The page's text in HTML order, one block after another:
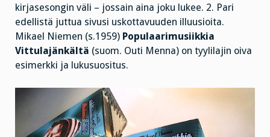
kirjasesongin väli – jossain aina joku lukee. 2. Pari
edellistä juttua sivusi uskottavuuden illuusioita.
Mikael Niemen (s.1959) Populaarimusiikkia
Vittulajänkältä (suom. Outi Menna) on tyylilajin oiva
esimerkki ja lukusuositus.